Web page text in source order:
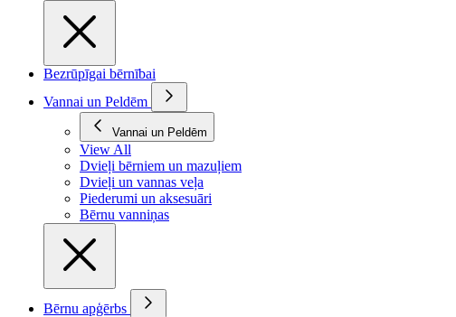
Bezrūpīgai bērnībai
Vannai un Peldēm
Vannai un Peldēm
View All
Dvieļi bērniem un mazuļiem
Dvieļi un vannas veļa
Piederumi un aksesuāri
Bērnu vanniņas
Bērnu apģērbs